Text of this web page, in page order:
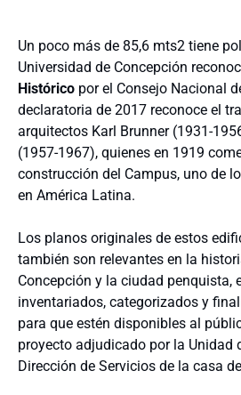
Un poco más de 85,6 mts2 tiene
Universidad de Concepción
Histórico por el Consejo Nacional
declaratoria de 2017 reconoce el
arquitectos Karl Brunner (1931-
(1957-1967), quienes en 1919
construcción del Campus, uno de
en América Latina.
Los planos originales de estos
también son relevantes en la
Concepción y la ciudad penquista,
inventariados, categorizados y
para que estén disponibles al
proyecto adjudicado por la Unidad
Dirección de Servicios de la casa